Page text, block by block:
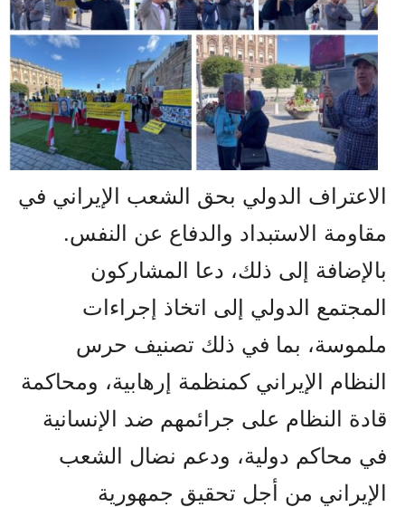
الاعتراف الدولي بحق الشعب الإيراني في
مقاومة الاستبداد والدفاع عن النفس.
بالإضافة إلى ذلك، دعا المشاركون
المجتمع الدولي إلى اتخاذ إجراءات
ملموسة، بما في ذلك تصنيف حرس
النظام الإيراني كمنظمة إرهابية، ومحاكمة
قادة النظام على جرائمهم ضد الإنسانية
في محاكم دولية، ودعم نضال الشعب
الإيراني من أجل تحقيق جمهورية